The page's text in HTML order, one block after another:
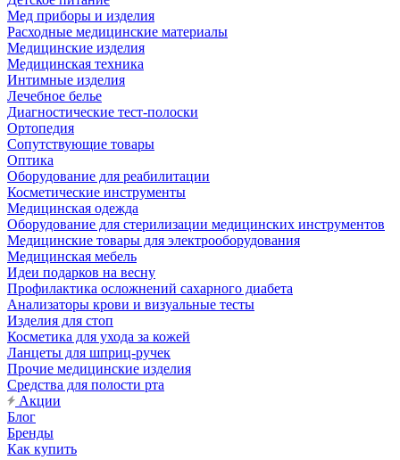
Мед приборы и изделия
Расходные медицинские материалы
Медицинские изделия
Медицинская техника
Интимные изделия
Лечебное белье
Диагностические тест-полоски
Ортопедия
Сопутствующие товары
Оптика
Оборудование для реабилитации
Косметические инструменты
Медицинская одежда
Оборудование для стерилизации медицинских инструментов
Медицинские товары для электрооборудования
Медицинская мебель
Идеи подарков на весну
Профилактика осложнений сахарного диабета
Анализаторы крови и визуальные тесты
Изделия для стоп
Косметика для ухода за кожей
Ланцеты для шприц-ручек
Прочие медицинские изделия
Средства для полости рта
Акции
Блог
Бренды
Как купить